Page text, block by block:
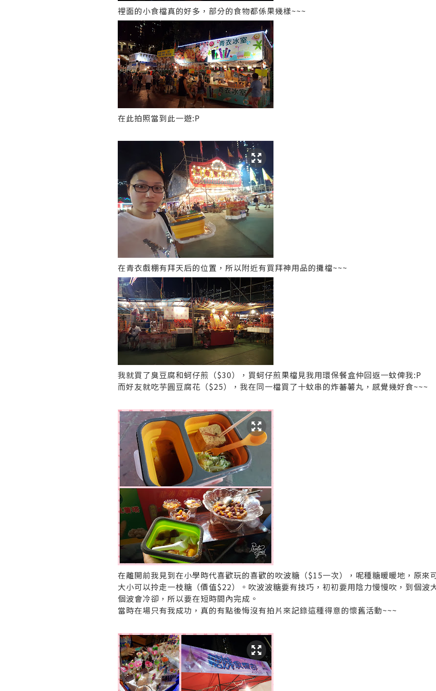
裡面的小食檔真的好多，部分的食物都係果幾樣~~~
在此拍照當到此一遊:P
在青衣戲棚有拜天后的位置，所以附近有買拜神用品的攤檔~~~
我就買了臭豆腐和蚵仔煎（$30），買蚵仔煎果檔見我用環保餐盒仲回返一蚊俾我:P
而好友就吃芋圓豆腐花（$25），我在同一檔買了十蚊串的炸蕃薯丸，感覺幾好食~~~
在離開前我見到在小學時代喜歡玩的喜歡的吹波糖（$15一次），呢種糖暖暖地，原來
大小可以拎走一枝糖（價值$22）。吹波波糖要有技巧，初初要用陰力慢慢吹，到個波
個波會冷卻，所以要在短時間內完成。
當時在場只有我成功，真的有點後悔沒有拍片來記錄這種得意的懷舊活動~~~